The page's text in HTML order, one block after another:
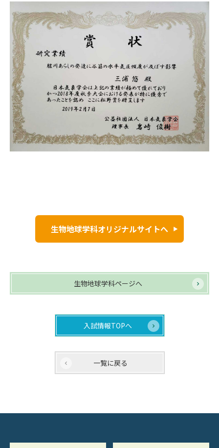
生物地球学科オリジナルサイトへ
生物地球学科ページへ
入試情報TOPへ
一覧に戻る